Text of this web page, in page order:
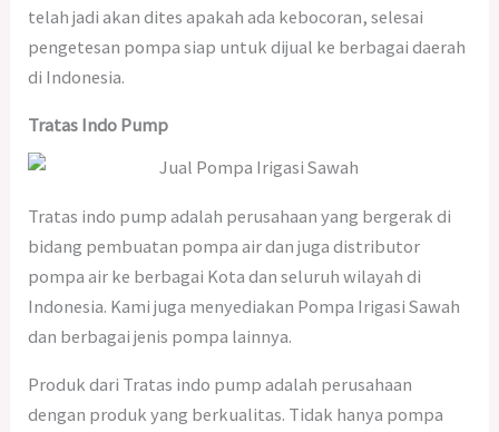
telah jadi akan dites apakah ada kebocoran, selesai
pengetesan pompa siap untuk dijual ke berbagai daerah
di Indonesia.
Tratas Indo Pump
Tratas indo pump adalah perusahaan yang bergerak di
bidang pembuatan pompa air dan juga distributor
pompa air ke berbagai Kota dan seluruh wilayah di
Indonesia. Kami juga menyediakan Pompa Irigasi Sawah
dan berbagai jenis pompa lainnya.
Produk dari Tratas indo pump adalah perusahaan
dengan produk yang berkualitas. Tidak hanya pompa